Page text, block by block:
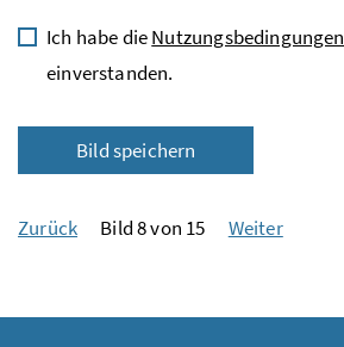
Ich habe dieNutzungsbedingungen
einverstanden.
Bild speichern
Zurück Bild 8 von 15 Weiter